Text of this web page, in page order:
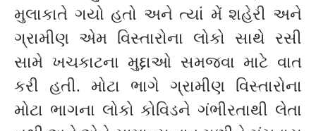
મુલાકાતે ગયો હતો અને ત્યાં મેં શહેરી અને
ગ્રામીણ એમ વિસ્તારોના લોકો સાથે રસી
સામે ખચકાટના મુદ્દાઓ સમજવા માટે વાત
કરી હતી. મોટા ભાગે ગ્રામીણ વિસ્તારોના
મોટા ભાગના લોકો કોવિડને ગંભીરતાથી લેતા